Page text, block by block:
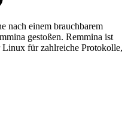
nach einem brauchbarem
gestoßen. Remmina ist
für zahlreiche Protokolle,